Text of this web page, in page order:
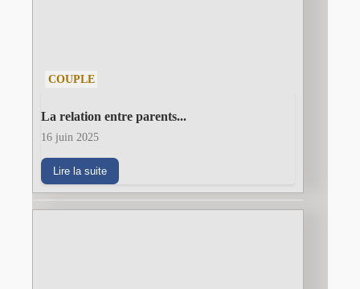
COUPLE
La relation entre parents...
16 juin 2025
Lire la suite